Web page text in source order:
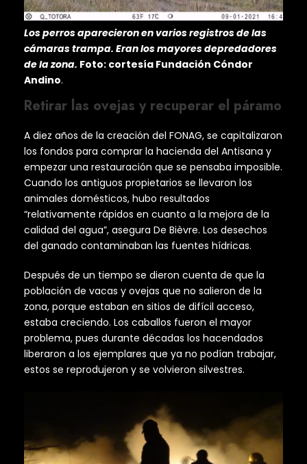
Los perros aparecieron en varios registros de las
cámaras trampa. Eran los mayores depredadores
de la zona. Foto: cortesía Fundación Cóndor
Andino.
Retirar las ovejas y recuperar el páramo
A diez años de la creación del FONAG, se capitalizaron
los fondos para comprar la hacienda del Antisana y
empezar una restauración que se pensaba imposible.
Cuando los antiguos propietarios se llevaron los
animales domésticos, hubo resultados
“relativamente rápidos en cuanto a la mejora de la
calidad del agua”, asegura De Bièvre. Los desechos
del ganado contaminaban las fuentes hídricas.
Después de un tiempo se dieron cuenta de que la
población de vacas y ovejas que no salieron de la
zona, porque estaban en sitios de difícil acceso,
estaba creciendo. Los caballos fueron el mayor
problema, pues durante décadas los hacendados
liberaron a los ejemplares que ya no podían trabajar,
estos se reprodujeron y se volvieron silvestres.